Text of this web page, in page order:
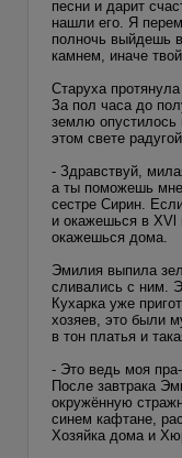
песни и дарит
нашли его. Я
полночь выйдешь
камнем, иначе
Старуха
За пол часа до
землю опустилось
этом свете
- Здравствуй,
а ты поможешь мне
сестре Сирин.
и окажешься в XVl
окажешься дома.
Эмилия выпила
сливались с ним.
Кухарка уже
хозяев, это были
в тон платья и
- Это ведь моя
После завтрака
окружённую
синем кафтане,
Хозяйка дома и